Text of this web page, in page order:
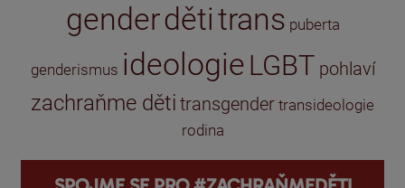
genderdětitrans puberta
genderismus ideologie LGBT pohlaví
zachraňme děti transgender transideologie
rodina